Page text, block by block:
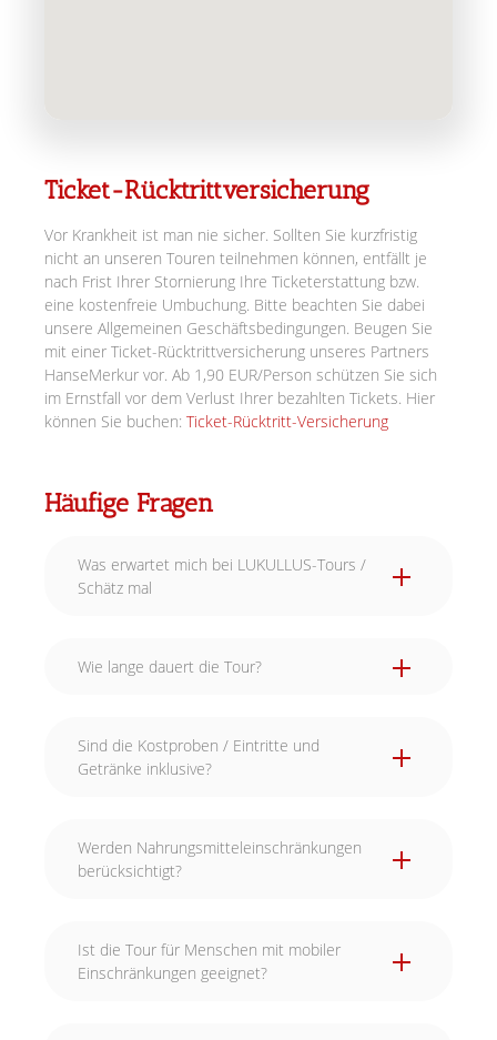
Ticket-Rücktrittversicherung
Vor Krankheit ist man nie sicher. Sollten Sie kurzfristig
nicht an unseren Touren teilnehmen können, entfällt je
nach Frist Ihrer Stornierung Ihre Ticketerstattung bzw.
eine kostenfreie Umbuchung. Bitte beachten Sie dabei
unsere Allgemeinen Geschäftsbedingungen. Beugen Sie
mit einer Ticket-Rücktrittversicherung unseres Partners
HanseMerkur vor. Ab 1,90 EUR/Person schützen Sie sich
im Ernstfall vor dem Verlust Ihrer bezahlten Tickets. Hier
können Sie buchen: Ticket-Rücktritt-Versicherung
Häufige Fragen
Was erwartet mich bei LUKULLUS-Tours /
Schätz mal
Wie lange dauert die Tour?
Sind die Kostproben / Eintritte und
Getränke inklusive?
Werden Nahrungsmitteleinschränkungen
berücksichtigt?
Ist die Tour für Menschen mit mobiler
Einschränkungen geeignet?